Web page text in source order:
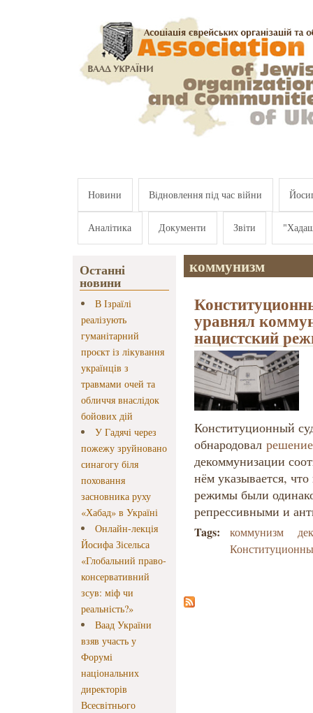
Новини Відновлення під час війни
Аналітика Документи Звіти
Останні
новини
В Ізраїлі
реалізують
гуманітарний
проєкт із лікування
українців з
травмами очей та
обличчя внаслідок
бойових дій
У Гадячі через
пожежу зруйновано
синагогу біля
поховання
засновника руху
«Хабад» в Україні
Онлайн-лекція
Йосифа Зісельса
«Глобальний право-
консервативний
зсув: міф чи
реальність?»
Ваад України
взяв участь у
Форумі
національних
директорів
Всесвітнього
коммунизм
уравнял
нацистский
Конституционный
обнародовал решение
декоммунизации
нём указывается,
режимы были
репрессивными и
Tags: коммунизм